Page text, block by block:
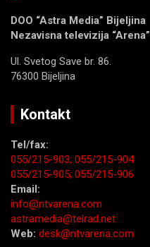
DOO “Astra Media” Bijeljina
Nezavisna televizija “Arena”
Ul. Svetog Save br. 86.
76300 Bijeljina
Kontakt
Tel/fax:
055/215-903; 055/215-904
055/215-905; 055/215-906
Email:
info@ntvarena.com
astramedia@telrad.net
Web: desk@ntvarena.com